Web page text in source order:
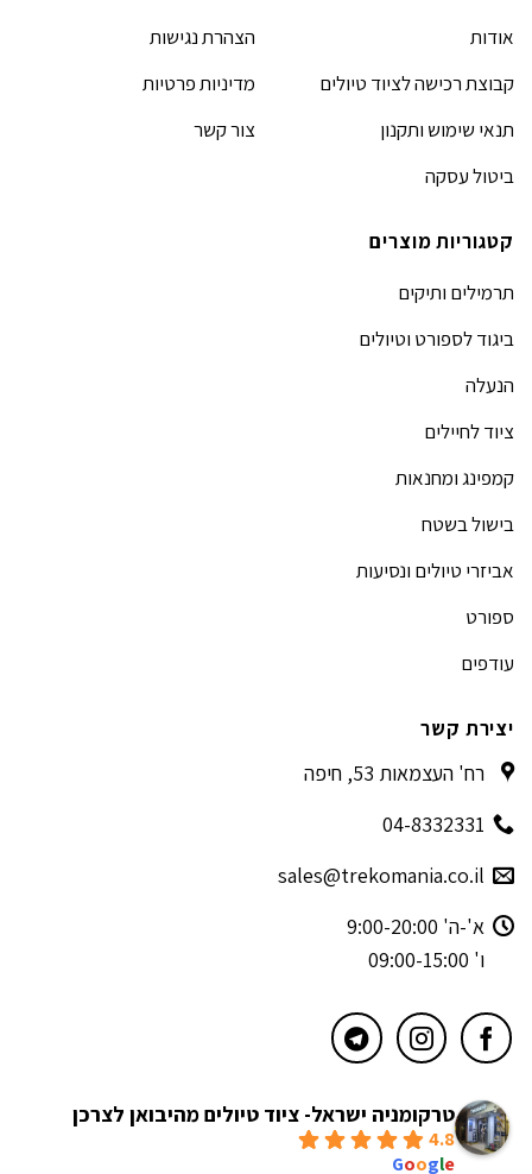
אודות
קבוצת רכישה לציוד טיולים
תנאי שימוש ותקנון
ביטול עסקה
הצהרת נגישות
מדיניות פרטיות
צור קשר
קטגוריות מוצרים
תרמילים ותיקים
ביגוד לספורט וטיולים
הנעלה
ציוד לחיילים
קמפינג ומחנאות
בישול בשטח
אביזרי טיולים ונסיעות
ספורט
עודפים
יצירת קשר
רח' העצמאות 53, חיפה
04-8332331
sales@trekomania.co.il
א'-ה' 9:00-20:00
ו' 09:00-15:00
טרקומניה ישראל- ציוד טיולים מהיבואן לצרכן
4.8
Google